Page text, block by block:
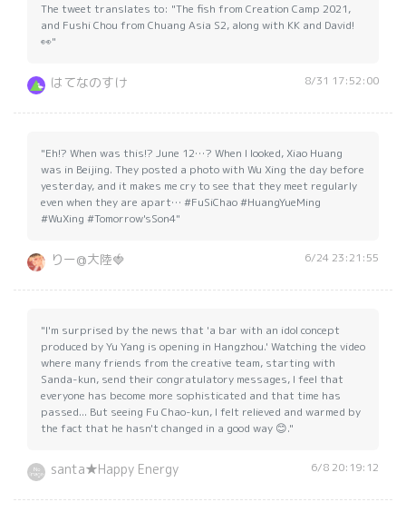
The tweet translates to: "The fish from Creation Camp 2021,
and Fushi Chou from Chuang Asia S2, along with KK and David!
👀"
はてなのすけ 8/31 17:52:00
"Eh!? When was this!? June 12…? When I looked, Xiao Huang
was in Beijing. They posted a photo with Wu Xing the day before
yesterday, and it makes me cry to see that they meet regularly
even when they are apart… #FuSiChao #HuangYueMing
#WuXing #Tomorrow'sSon4"
りー@大陸🍓 6/24 23:21:55
"I'm surprised by the news that 'a bar with an idol concept
produced by Yu Yang is opening in Hangzhou.' Watching the video
where many friends from the creative team, starting with
Sanda-kun, send their congratulatory messages, I feel that
everyone has become more sophisticated and that time has
passed... But seeing Fu Chao-kun, I felt relieved and warmed by
the fact that he hasn't changed in a good way 😊."
santa★Happy Energy 6/8 20:19:12